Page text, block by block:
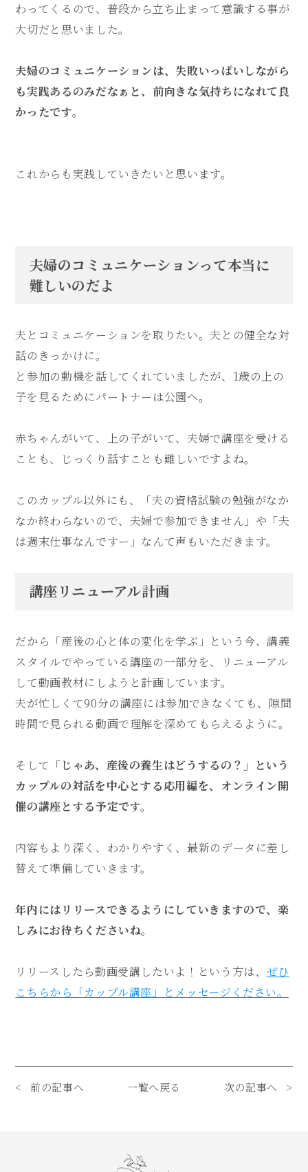
わってくるので、 普段から立ち止まって意識する事が
大切だと思いました。
夫婦のコミュニケーションは、 失敗いっぱいしながら
も実践あるのみだなぁと、 前向きな気持ちになれて良
かったです。
これからも実践していきたいと思います。
夫婦のコミュニケーションって本当に
難しいのだよ
夫とコミュニケーションを取りたい。夫との健全な対
話のきっかけに。
と参加の動機を話してくれていましたが、1歳の上の
子を見るためにパートナーは公園へ。
赤ちゃんがいて、上の子がいて、夫婦で講座を受ける
ことも、じっくり話すことも難しいですよね。
このカップル以外にも、「夫の資格試験の勉強がなか
なか終わらないので、夫婦で参加できません」や「夫
は週末仕事なんですー」なんて声もいただきます。
講座リニューアル計画
だから「産後の心と体の変化を学ぶ」という今、講義
スタイルでやっている講座の一部分を、リニューアル
して動画教材にしようと計画しています。
夫が忙しくて90分の講座には参加できなくても、隙間
時間で見られる動画で理解を深めてもらえるように。
そして 「じゃあ、産後の養生はどうするの？」という
カップルの対話を中心とする応用編を、オンライン開
催の講座とする予定です。
内容もより深く、わかりやすく、最新のデータに差し
替えて準備していきます。
年内にはリリースできるようにしていきますので、楽
しみにお待ちくださいね。
リリースしたら動画受講したいよ！という方は、 ぜひ
こちらから「カップル講座」とメッセージください。
前の記事へ 一覧へ戻る 次の記事へ